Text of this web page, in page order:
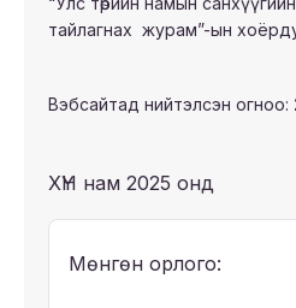
тайлагнах журам”-ын
Вэбсайтад нийтэлсэн огноо:
ХҮН нам 2025 онд
Мөнгөн орлого: